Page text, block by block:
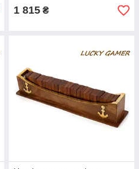
1 815 ₴